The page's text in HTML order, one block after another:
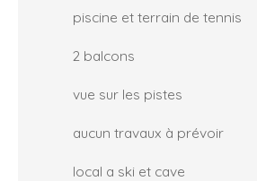
piscine et terrain de tennis
2 balcons
vue sur les pistes
aucun travaux à prévoir
local a ski et cave